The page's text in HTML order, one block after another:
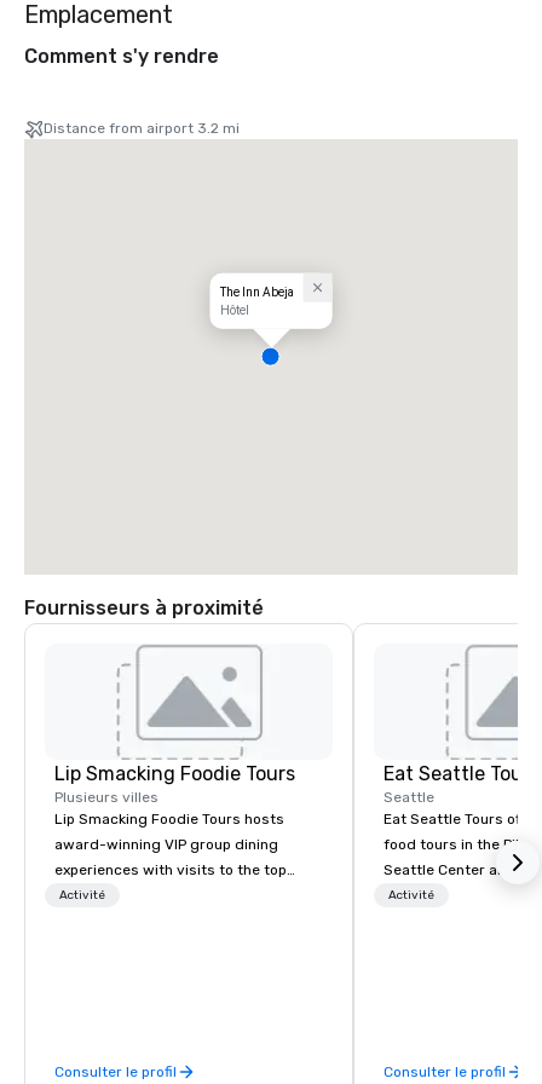
Emplacement
Comment s'y rendre
Distance from airport 3.2 mi
The Inn Abeja
Hôtel
Fournisseurs à proximité
Lip Smacking Foodie Tours
Plusieurs villes
Lip Smacking Foodie Tours hosts
award-winning VIP group dining
experiences with visits to the top
restaurants throughout the United
and craft cocktails at each venue, all
Activité
Consulter le profil
Eat Seattle Tours
Seattle
Eat Seattle Tours
food tours in the Pike
Seattle Center and
We introduce Seattle
Street Foods of South
Activité
Consulter le profil